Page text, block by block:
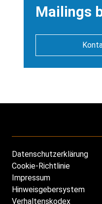
Mailings
Footer
DE
Datenschutzerklärung
Cookie-Richtlinie
Impressum
Hinweisgebersystem
Verhaltenskodex